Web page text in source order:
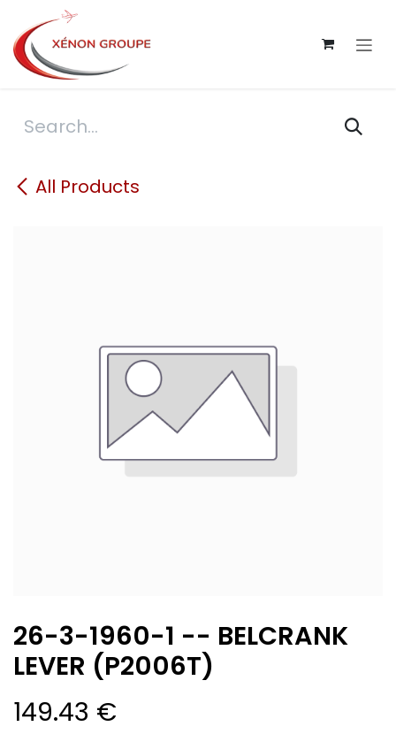
Skip to Content
All Products
26-3-1960-1 -- BELCRANK
LEVER (P2006T)
149.43 €